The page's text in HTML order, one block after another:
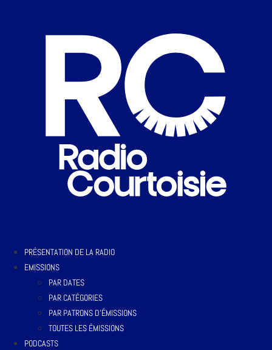
PRÉSENTATION DE LA RADIO
EMISSIONS
PAR DATES
PAR CATÉGORIES
PAR PATRONS D’ÉMISSIONS
TOUTES LES ÉMISSIONS
PODCASTS